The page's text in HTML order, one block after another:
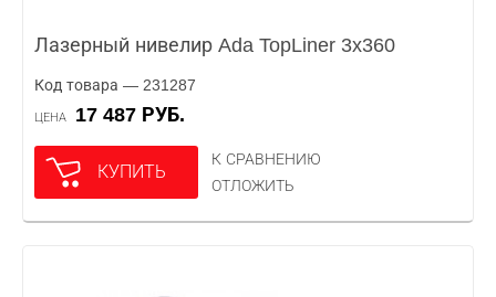
Лазерный нивелир Ada TopLiner 3x360
Код товара — 231287
ЦЕНА 17 487 РУБ.
КУПИТЬ
К СРАВНЕНИЮ
ОТЛОЖИТЬ